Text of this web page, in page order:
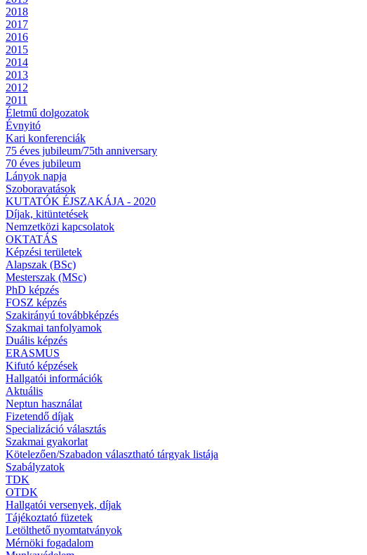
2018
2017
2016
2015
2014
2013
2012
2011
Életmű dolgozatok
Évnyitó
Kari konferenciák
75 éves jubileum/75th anniversary
70 éves jubileum
Lányok napja
Szoboravatások
KUTATÓK ÉJSZAKÁJA - 2020
Díjak, kitüntetések
Nemzetközi kapcsolatok
OKTATÁS
Képzési területek
Alapszak (BSc)
Mesterszak (MSc)
PhD képzés
FOSZ képzés
Szakirányú továbbképzés
Szakmai tanfolyamok
Duális képzés
ERASMUS
Kifutó képzések
Hallgatói információk
Aktuális
Neptun használat
Fizetendő díjak
Specializáció választás
Szakmai gyakorlat
Kötelezően/Szabadon választható tárgyak listája
Szabályzatok
TDK
OTDK
Hallgatói versenyek, díjak
Tájékoztató füzetek
Letölthető nyomtatványok
Mérnöki fogadalom